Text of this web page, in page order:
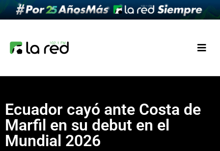
Ecuador cayó ante Costa de
Marfil en su debut en el
Mundial 2026